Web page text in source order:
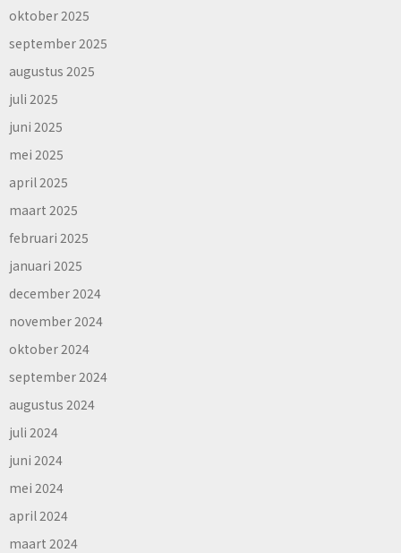
oktober 2025
september 2025
augustus 2025
juli 2025
juni 2025
mei 2025
april 2025
maart 2025
februari 2025
januari 2025
december 2024
november 2024
oktober 2024
september 2024
augustus 2024
juli 2024
juni 2024
mei 2024
april 2024
maart 2024